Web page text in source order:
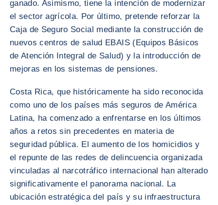
ganado. Asimismo, tiene la intención de modernizar
el sector agrícola. Por último, pretende reforzar la
Caja de Seguro Social mediante la construcción de
nuevos centros de salud EBAIS (Equipos Básicos
de Atención Integral de Salud) y la introducción de
mejoras en los sistemas de pensiones.
Costa Rica, que históricamente ha sido reconocida
como uno de los países más seguros de América
Latina, ha comenzado a enfrentarse en los últimos
años a retos sin precedentes en materia de
seguridad pública. El aumento de los homicidios y
el repunte de las redes de delincuencia organizada
vinculadas al narcotráfico internacional han alterado
significativamente el panorama nacional. La
ubicación estratégica del país y su infraestructura